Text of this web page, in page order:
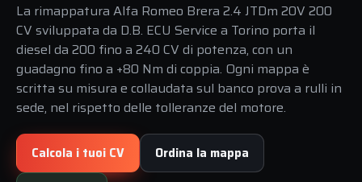
La rimappatura Alfa Romeo Brera 2.4 JTDm 20V 200
CV sviluppata da D.B. ECU Service a Torino porta il
diesel da 200 fino a 240 CV di potenza, con un
guadagno fino a +80 Nm di coppia. Ogni mappa è
scritta su misura e collaudata sul banco prova a rulli in
sede, nel rispetto delle tolleranze del motore.
Calcola i tuoi CV Ordina la mappa